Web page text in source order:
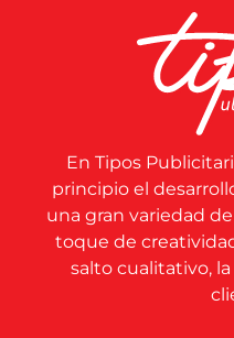
En Tipos
principio el
una gran variedad
toque de
salto cualitativo,